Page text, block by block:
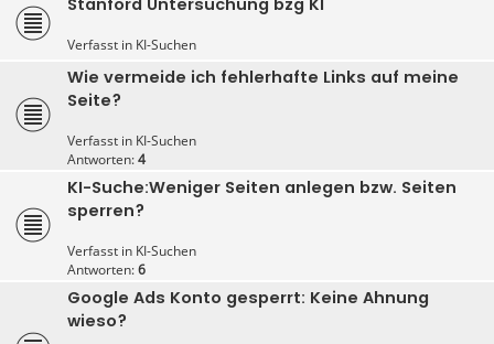
Stanford Untersuchung bzg KI
Verfasst in KI-Suchen
Wie vermeide ich fehlerhafte Links auf meine
Seite?
Verfasst in KI-Suchen
Antworten:4
KI-Suche:Weniger Seiten anlegen bzw. Seiten
sperren?
Verfasst in KI-Suchen
Antworten:6
Google Ads Konto gesperrt: Keine Ahnung
wieso?